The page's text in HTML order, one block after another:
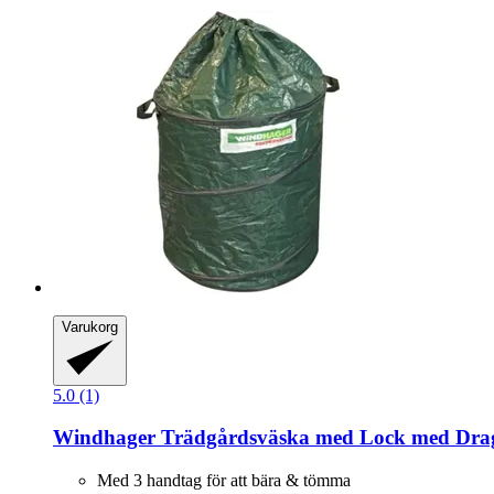
Varukorg
5.0 (1)
Windhager Trädgårdsväska med Lock med
Med 3 handtag för att bära & tömma